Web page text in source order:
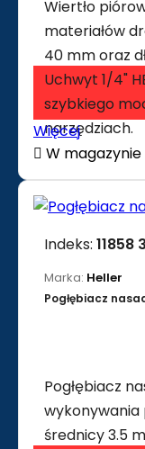
Wiertło
materiałów
40 mm oraz
Uchwyt 1/4"
szybkiego
narzędziach.
Więcej
 W magazynie
Indeks: 11858 3
Marka: Heller
Pogłębiacz
Pogłębiacz
wykonywania
średnicy 3.5